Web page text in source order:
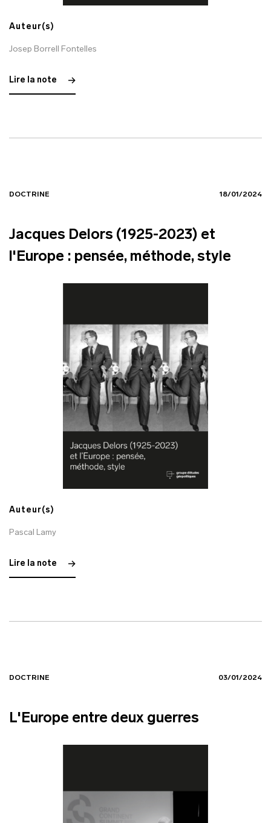
Auteur(s)
Josep Borrell Fontelles
Lire la note
DOCTRINE 18/01/2024
Jacques Delors (1925-2023) et
l'Europe : pensée, méthode, style
Auteur(s)
Pascal Lamy
Lire la note
DOCTRINE 03/01/2024
L'Europe entre deux guerres